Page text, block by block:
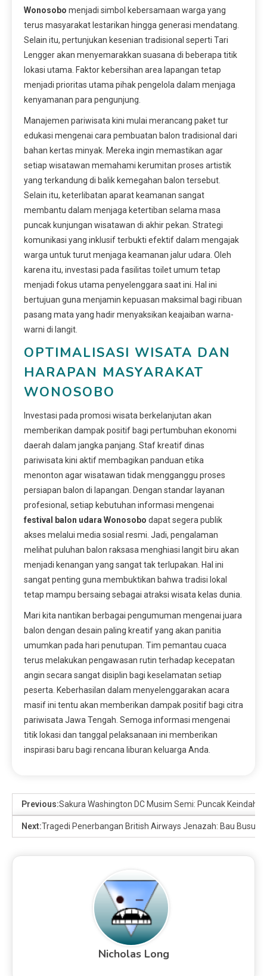
Wonosobo menjadi simbol kebersamaan warga yang
terus masyarakat lestarikan hingga generasi mendatang.
Selain itu, pertunjukan kesenian tradisional seperti Tari
Lengger akan menyemarakkan suasana di beberapa titik
lokasi utama. Faktor kebersihan area lapangan tetap
menjadi prioritas utama pihak pengelola dalam menjaga
kenyamanan para pengunjung.
Manajemen pariwisata kini mulai merancang paket tur
edukasi mengenai cara pembuatan balon tradisional dari
bahan kertas minyak. Mereka ingin memastikan agar
setiap wisatawan memahami kerumitan proses artistik
yang terkandung di balik kemegahan balon tersebut.
Selain itu, keterlibatan aparat keamanan sangat
membantu dalam menjaga ketertiban selama masa
puncak kunjungan wisatawan di akhir pekan. Strategi
komunikasi yang inklusif terbukti efektif dalam mengajak
warga untuk turut menjaga keamanan jalur udara. Oleh
karena itu, investasi pada fasilitas toilet umum tetap
menjadi fokus utama penyelenggara saat ini. Hal ini
bertujuan guna menjamin kepuasan maksimal bagi ribuan
pasang mata yang hadir menyaksikan keajaiban warna-
warni di langit.
OPTIMALISASI WISATA DAN
HARAPAN MASYARAKAT
WONOSOBO
Investasi pada promosi wisata berkelanjutan akan
memberikan dampak positif bagi pertumbuhan ekonomi
daerah dalam jangka panjang. Staf kreatif dinas
pariwisata kini aktif membagikan panduan etika
menonton agar wisatawan tidak mengganggu proses
persiapan balon di lapangan. Dengan standar layanan
profesional, setiap kebutuhan informasi mengenai
festival balon udara Wonosobo dapat segera publik
akses melalui media sosial resmi. Jadi, pengalaman
melihat puluhan balon raksasa menghiasi langit biru akan
menjadi kenangan yang sangat tak terlupakan. Hal ini
sangat penting guna membuktikan bahwa tradisi lokal
tetap mampu bersaing sebagai atraksi wisata kelas dunia.
Mari kita nantikan berbagai pengumuman mengenai juara
balon dengan desain paling kreatif yang akan panitia
umumkan pada hari penutupan. Tim pemantau cuaca
terus melakukan pengawasan rutin terhadap kecepatan
angin secara sangat disiplin bagi keselamatan setiap
peserta. Keberhasilan dalam menyelenggarakan acara
masif ini tentu akan memberikan dampak positif bagi citra
pariwisata Jawa Tengah. Semoga informasi mengenai
titik lokasi dan tanggal pelaksanaan ini memberikan
inspirasi baru bagi rencana liburan keluarga Anda.
Previous:Sakura Washington DC Musim Semi: Puncak
Next:Tragedi Penerbangan British Airways Jenazah: Bau Busuk
Nicholas Long